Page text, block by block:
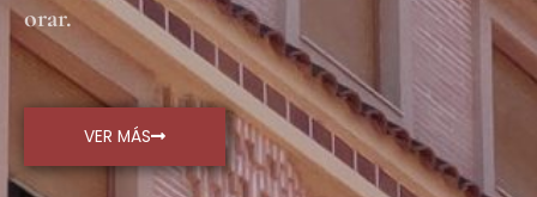
orar.
VER MÁS